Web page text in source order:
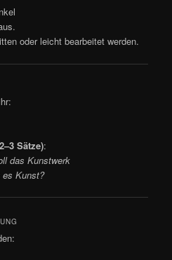
oder leicht bearbeitet werden.
Sätze):
das Kunstwerk
es Kunst?